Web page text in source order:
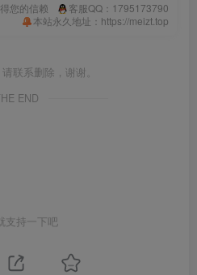
您的信赖
客服QQ：1795173790
本站永久地址：https://meizt.top
联系删除，谢谢。
END
支持一下吧